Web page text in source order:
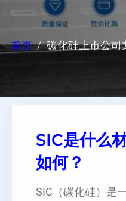
首页 碳化硅上市公司
SIC是什么
如何？
SIC（碳化硅）是